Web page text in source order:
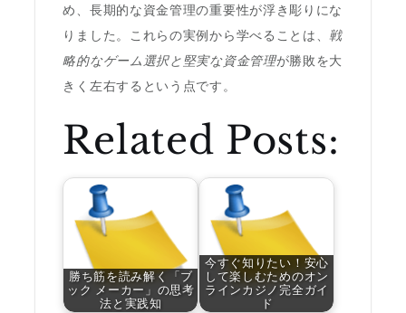
め、長期的な資金管理の重要性が浮き彫りにな
りました。これらの実例から学べることは、戦
略的なゲーム選択と堅実な資金管理が勝敗を大
きく左右するという点です。
Related Posts:
勝ち筋を読み解く「ブ
ック メーカー」の思考
法と実践知
今すぐ知りたい！安心
して楽しむためのオン
ラインカジノ完全ガイ
ド